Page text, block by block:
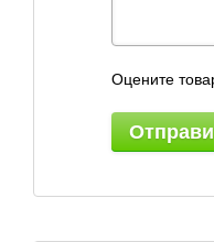
Оцените